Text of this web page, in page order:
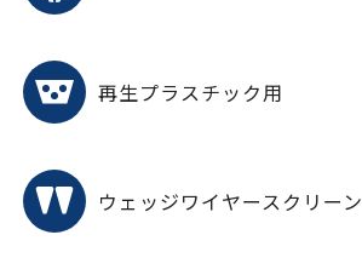
再生プラスチック用
ウェッジワイヤースクリーン